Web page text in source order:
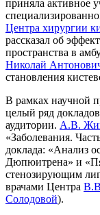
приняла активное
Центра хирургии
рассказал об
пространства в
Николай
становления
В рамках научной
целый ряд
аудитории. А.В.
«Заболевания.
доклада: «Анализ
Дюпюитрена» и
стенозирующим
врачами Центра
Солодовой).